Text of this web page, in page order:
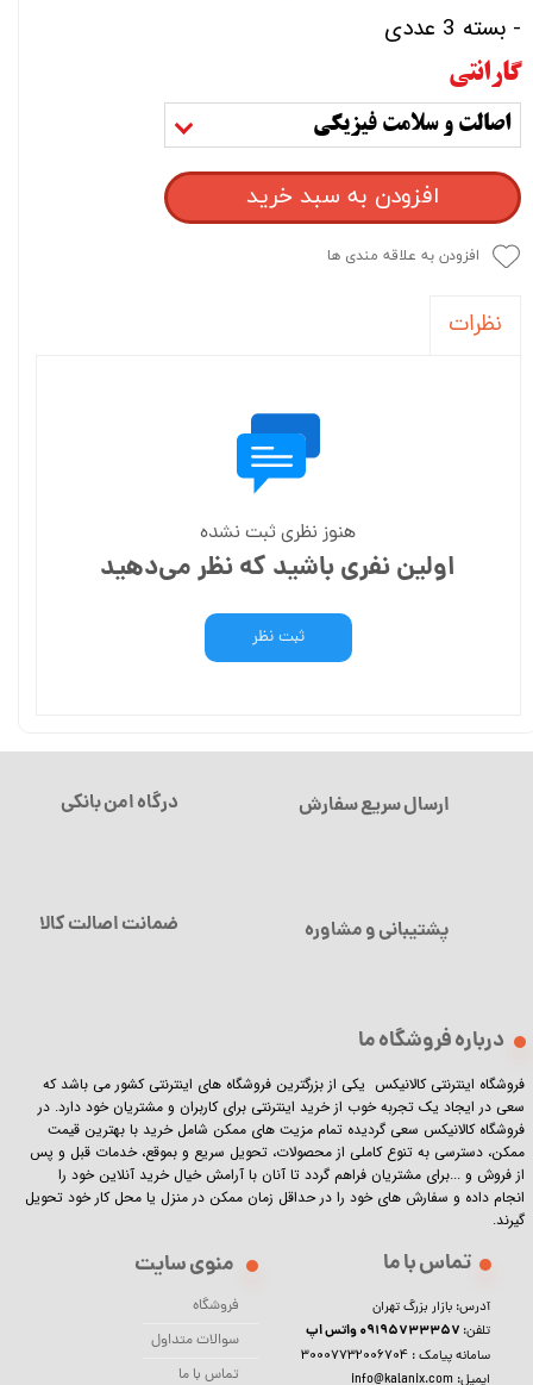
- بسته 3 عددی
گارانتی
اصالت و سلامت فیزیکی
افزودن به سبد خرید
افزودن به علاقه مندی ها
نظرات
هنوز نظری ثبت نشده
اولین نفری باشید که نظر می‌دهید
ثبت نظر
ارسال سریع سفارش
درباره فروشگاه ما
فروشگاه اینترنتی کالانیکس یکی از بزرگترین فروشگاه های اینترنتی کشور می باشد که
سعی در ایجاد یک تجربه خوب از خرید اینترنتی برای کاربران و مشتریان خود دارد. در
فروشگاه کالانیکس سعی گردیده تمام مزیت های ممکن شامل خرید با بهترین قیمت
ممکن، دسترسی به تنوع کاملی از محصولات، تحویل سریع و بموقع، خدمات قبل و پس
از فروش و ...برای مشتریان فراهم گردد تا آنان با آرامش خیال خرید آنلاین خود را
انجام داده و سفارش های خود را در حداقل زمان ممکن در منزل یا محل کار خود تحویل
گیرند.​​​​​​​
منوی سایت
فروشگاه
سوالات متداول
تماس با ما
تماس با ما
آدرس: بازار بزرگ تهران
تلفن:
سامانه پیامک : 30007732006704
ایمیل: info@kalanix.com
درگاه امن بانکی
پشتیبانی و مشاوره ضمانت اصالت کالا